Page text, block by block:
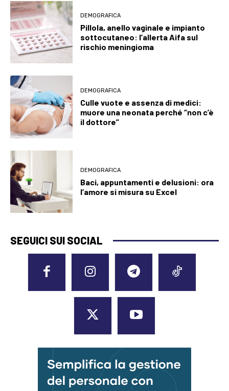
DEMOGRAFICA
Pillola, anello vaginale e impianto
sottocutaneo: l’allerta Aifa sul
rischio meningioma
DEMOGRAFICA
Culle vuote e assenza di medici:
muore una neonata perché “non c’è
il dottore”
DEMOGRAFICA
Baci, appuntamenti e delusioni: ora
l’amore si misura su Excel
SEGUICI SUI SOCIAL